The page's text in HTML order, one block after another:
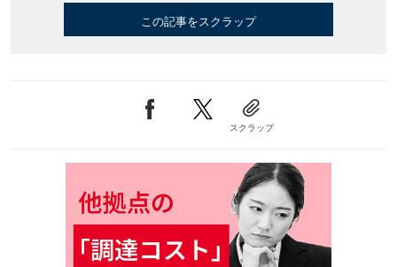
この記事をスクラップ
スクラップ